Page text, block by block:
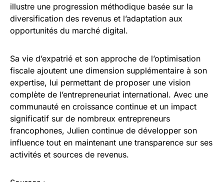
illustre une progression méthodique basée sur la
diversification des revenus et l’adaptation aux
opportunités du marché digital.
Sa vie d’expatrié et son approche de l’optimisation
fiscale ajoutent une dimension supplémentaire à son
expertise, lui permettant de proposer une vision
complète de l’entrepreneuriat international. Avec une
communauté en croissance continue et un impact
significatif sur de nombreux entrepreneurs
francophones, Julien continue de développer son
influence tout en maintenant une transparence sur ses
activités et sources de revenus.